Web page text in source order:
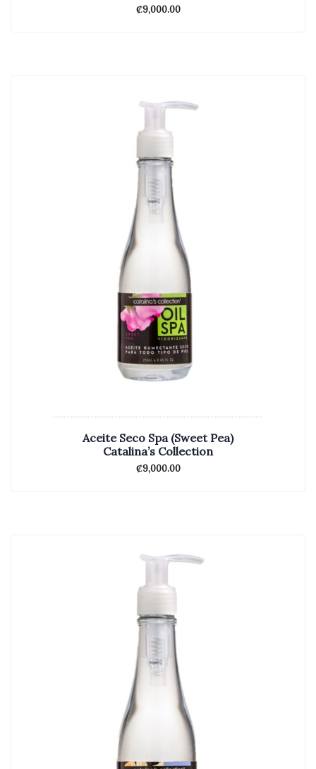
₡9,000.00
Aceite Seco Spa (Sweet Pea)
Catalina’s Collection
₡9,000.00